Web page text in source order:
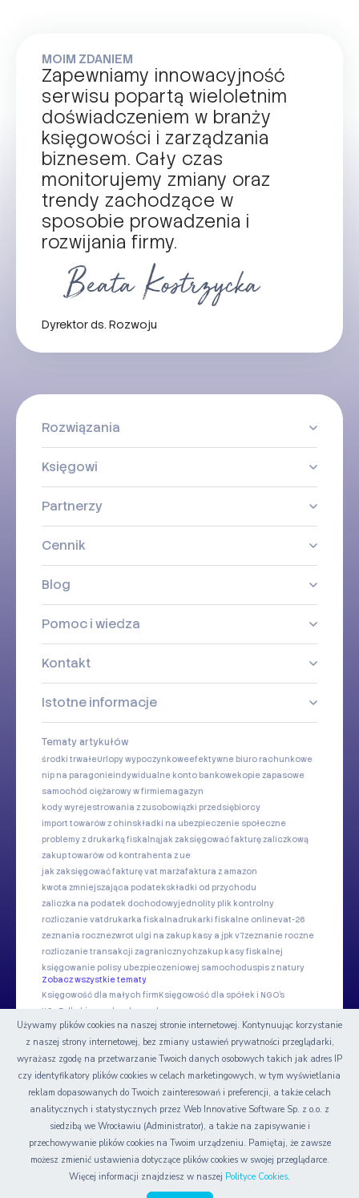
MOIM ZDANIEM
Zapewniamy innowacyjność
serwisu popartą wieloletnim
doświadczeniem w branży
księgowości i zarządzania
biznesem. Cały czas
monitorujemy zmiany oraz
trendy zachodzące w
sposobie prowadzenia i
rozwijania firmy.
Dyrektor ds. Rozwoju
Rozwiązania
Księgowi
Partnerzy
Cennik
Blog
Pomoc i wiedza
Kontakt
Istotne informacje
Tematy artykułów
środki trwałeUrlopy wypoczynkoweefektywne biuro rachunkowe
nip na paragonieindywidualne konto bankowekopie zapasowe
samochód ciężarowy w firmiemagazyn
kody wyrejestrowania z zusobowiązki przedsiębiorcy
import towarów z chinskładki na ubezpieczenie społeczne
problemy z drukarką fiskalnąjak zaksięgować fakturę zaliczkową
zakup towarów od kontrahenta z ue
jak zaksięgować fakturę vat marżafaktura z amazon
kwota zmniejszająca podatekskładki od przychodu
zaliczka na podatek dochodowyjednolity plik kontrolny
rozliczanie vatdrukarka fiskalnadrukarki fiskalne onlinevat-26
zeznania rocznezwrot ulgi na zakup kasy a jpk v7zeznanie roczne
rozliczanie transakcji zagranicznychzakup kasy fiskalnej
księgowanie polisy ubezpieczeniowej samochoduspis z natury
Zobacz wszystkie tematy
Księgowość dla małych firmKsięgowość dla spółek i NGO's
KSeF dla biur rachunkowych
Nasze serwisy
Certyfikat
© Copyright 2006-2026 Web INnovative Software Sp. z o.o.
Używamy plików cookies na naszej stronie internetowej. Kontynuując korzystanie
z naszej strony internetowej, bez zmiany ustawień prywatności przeglądarki,
wyrażasz zgodę na przetwarzanie Twoich danych osobowych takich jak adres IP
czy identyfikatory plików cookies w celach marketingowych, w tym wyświetlania
reklam dopasowanych do Twoich zainteresowań i preferencji, a także celach
analitycznych i statystycznych przez Web Innovative Software Sp. z o.o. z
siedzibą we Wrocławiu (Administrator), a także na zapisywanie i
przechowywanie plików cookies na Twoim urządzeniu. Pamiętaj, że zawsze
możesz zmienić ustawienia dotyczące plików cookies w swojej przeglądarce.
Więcej informacji znajdziesz w naszej Polityce Cookies.